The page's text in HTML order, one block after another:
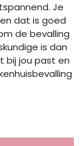
Je
dat is goed
de bevalling
is dan
bij jou past en